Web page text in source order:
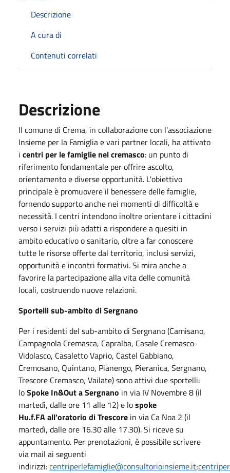
Descrizione
A cura di
Contenuti correlati
Descrizione
Il comune di Crema, in collaborazione con l'associazione
Insieme per la Famiglia e vari partner locali, ha attivato
i centri per lefamiglie nelcremasco: un punto di
riferimento fondamentale per offrire ascolto,
orientamento e diverse opportunità. L'obiettivo
principale è promuovere il benessere delle famiglie,
fornendo supporto anche nei momenti di difficoltà e
necessità. I centri intendono inoltre orientare i cittadini
verso i servizi più adatti a rispondere a quesiti in
ambito educativo o sanitario, oltre a far conoscere
tutte le risorse offerte dal territorio, inclusi servizi,
opportunità e incontri formativi. Si mira anche a
favorire la partecipazione alla vita delle comunità
locali, costruendo nuove relazioni.
Sportelli sub-ambito di Sergnano
Per i residenti del sub-ambito di Sergnano (Camisano,
Campagnola Cremasca, Capralba, Casale Cremasco-
Vidolasco, Casaletto Vaprio, Castel Gabbiano,
Cremosano, Quintano, Pianengo, Pieranica, Sergnano,
Trescore Cremasco, Vailate) sono attivi due sportelli:
loSpoke In&Outa Sergnano in via IV Novembre 8 (il
martedì, dalle ore 11 alle 12) e lospoke
Hu.f.FAall’oratorio di Trescore in via Ca Noa 2 (il
martedì, dalle ore 16.30 alle 17.30). Si riceve su
appuntamento. Per prenotazioni, è possibile scrivere
via mail ai seguenti
indirizzi:centriperlefamiglie@consultorioinsieme.it;